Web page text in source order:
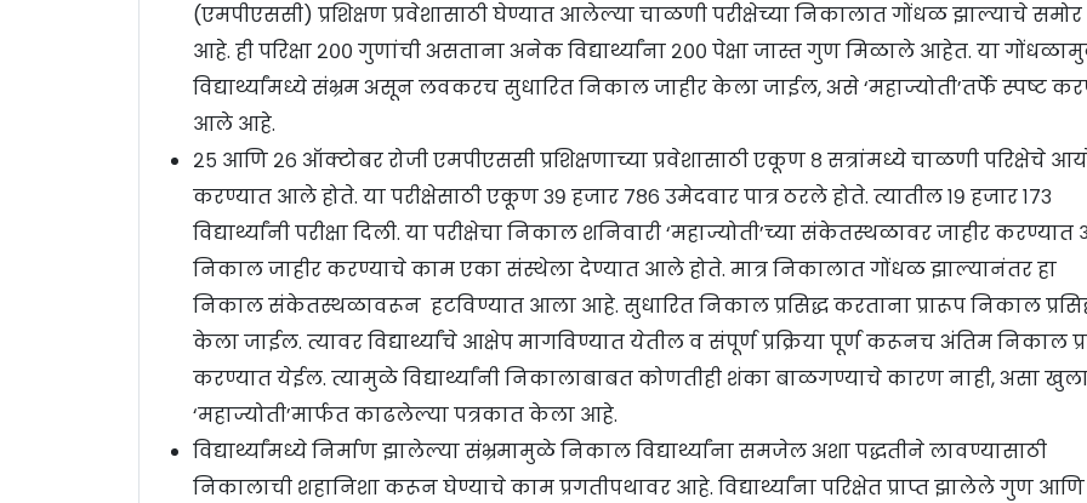
(एमपीएससी) प्रशिक्षण प्रवेशासाठी घेण्यात आलेल्या चाळणी परीक्षेच्या निकालात गोंधळ झाल्याचे
आहे. ही परिक्षा २०० गुणांची असताना अनेक विद्यार्थ्यांना २०० पेक्षा जास्त गुण मिळाले आहेत. या
विद्यार्थ्यांमध्ये संभ्रम असून लवकरच सुधारित निकाल जाहीर केला जाईल, असे ‘महाज्योती’तर्फे स्पष्ट
आले आहे.
२५ आणि २६ ऑक्टोबर रोजी एमपीएससी प्रशिक्षणाच्या प्रवेशासाठी एकूण ८ सत्रांमध्ये चाळणी परिक्षेचे
करण्यात आले होते. या परीक्षेसाठी एकूण ३९ हजार ७८६ उमेदवार पात्र ठरले होते. त्यातील १९ हजार १७३
विद्यार्थ्यांनी परीक्षा दिली. या परीक्षेचा निकाल शनिवारी ‘महाज्योती’च्या संकेतस्थळावर जाहीर
निकाल जाहीर करण्याचे काम एका संस्थेला देण्यात आले होते. मात्र निकालात गोंधळ झाल्यानंतर हा
निकाल संकेतस्थळावरून हटविण्यात आला आहे. सुधारित निकाल प्रसिद्ध करताना प्रारूप निकाल
केला जाईल. त्यावर विद्यार्थ्यांचे आक्षेप मागविण्यात येतील व संपूर्ण प्रक्रिया पूर्ण करूनच अंतिम निकाल
करण्यात येईल. त्यामुळे विद्यार्थ्यांनी निकालाबाबत कोणतीही शंका बाळगण्याचे कारण नाही, असा
‘महाज्योती’मार्फत काढलेल्या पत्रकात केला आहे.
विद्यार्थ्यांमध्ये निर्माण झालेल्या संभ्रमामुळे निकाल विद्यार्थ्यांना समजेल अशा पद्धतीने लावण्यासाठी
निकालाची शहानिशा करून घेण्याचे काम प्रगतीपथावर आहे. विद्यार्थ्यांना परिक्षेत प्राप्त झालेले गुण आणि